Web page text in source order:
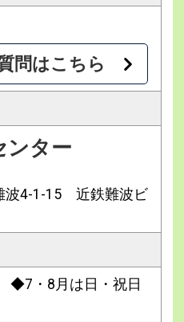
問はこちら
ンター
波4-1-15 近鉄難波ビ
◆7・8月は日・祝日